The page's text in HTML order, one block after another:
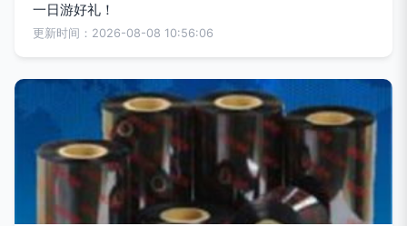
一日游好礼！
更新时间：2026-08-08 10:56:06